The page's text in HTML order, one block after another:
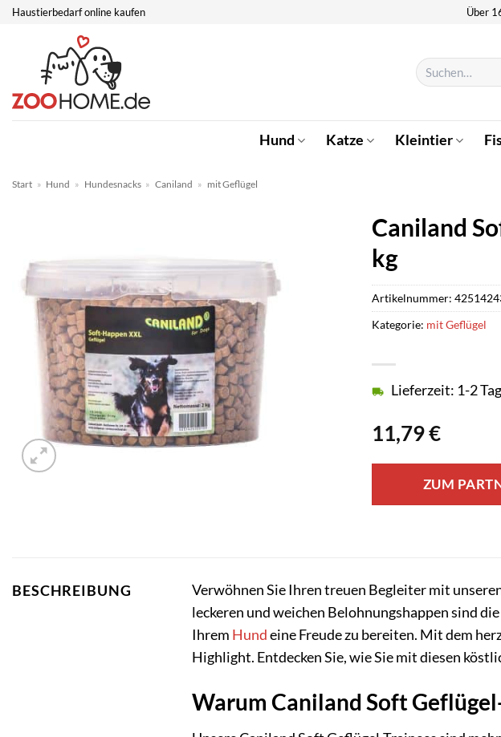
Zum
springen
Haustierbedarf online kaufen Über
Suchen
nach:
Hund Katze Kleintier
Start » Hund » Hundesnacks » Caniland » mit Geflügel
Caniland
kg
11,79€
Lieferzeit: 1-2
ZUM
Artikelnummer:
Kategorie: mit Geflügel
BESCHREIBUNG Verwöhnen Sie Ihren treuen Begleiter mit
leckeren und weichen Belohnungshappen sind
Ihrem Hundeine Freude zu bereiten. Mit dem
Highlight. Entdecken Sie, wie Sie mit diesen
Warum Caniland Soft